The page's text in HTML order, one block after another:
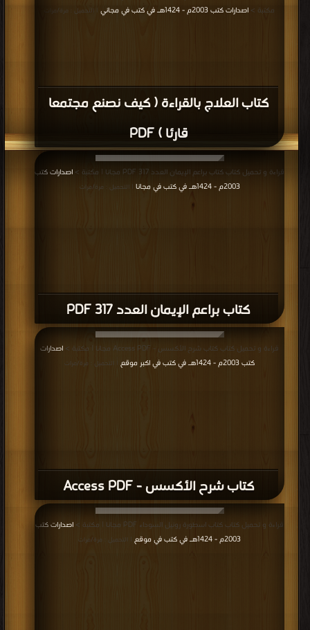
كتاب العلاج بالقراءة ( كيف نصنع مجتمعا
قارئا ) PDF
مكتبة > اصدارات كتب 2003م - 1424هـ في كتب في مجاني | التحميل : مرة/مرات
كتاب براعم الإيمان العدد 317 PDF
قراءة و تحميل كتاب كتاب براعم الإيمان العدد 317 PDF مجانا | مكتبة >
اصدارات كتب
2003م - 1424هـ في كتب في مجانا
| التحميل : مرة/مرات
كتاب شرح الأكسس - Access PDF
قراءة و تحميل كتاب كتاب شرح الأكسس - Access PDF مجانا | مكتبة >
اصدارات
كتب 2003م - 1424هـ في كتب في اكبر موقع
| التحميل : مرة/مرات
قراءة و تحميل كتاب كتاب اسطورة رونيل السوداء PDF مجانا | مكتبة >
اصدارات كتب
2003م - 1424هـ في كتب في موقع
| التحميل : مرة/مرات